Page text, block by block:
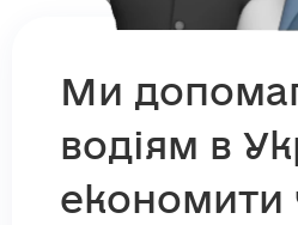
Ми
водіям в
економити